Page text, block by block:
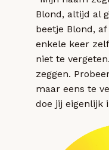
Blond, altijd al
beetje Blond,
enkele keer
niet te
zeggen.
maar eens te
doe jij eigenlijk